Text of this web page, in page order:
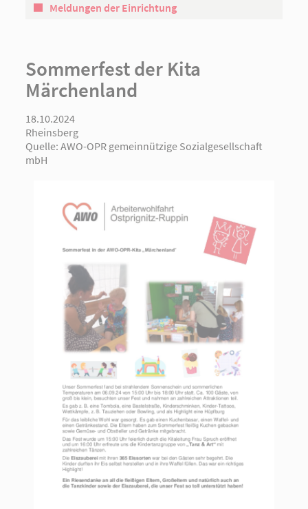
Meldungen der Einrichtung
Sommerfest der Kita
Märchenland
18.10.2024
Rheinsberg
Quelle: AWO-OPR gemeinnützige Sozialgesellschaft
mbH